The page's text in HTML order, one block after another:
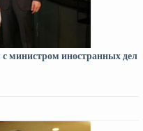
министром иностранных дел